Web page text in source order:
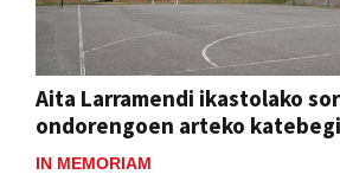
Aita Larramendi ikastolako
ondorengoen arteko
IN MEMORIAM